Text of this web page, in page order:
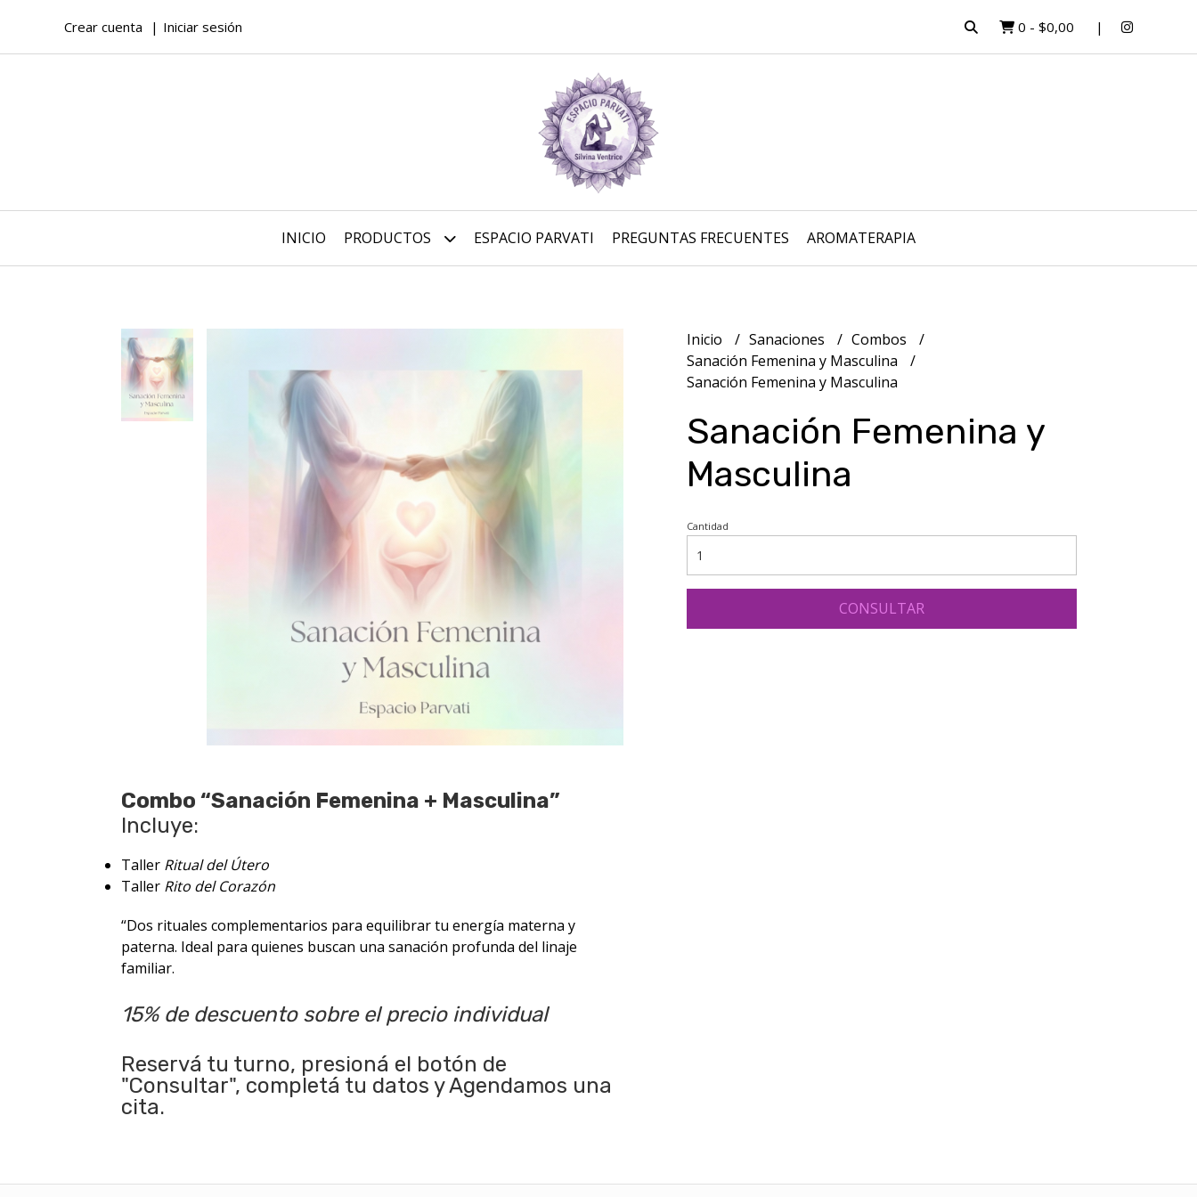
Crear cuenta Iniciar sesión 0 - $0,00
INICIO PRODUCTOS ESPACIO PARVATI PREGUNTAS FRECUENTES AROMATERAPIA
Combo “Sanación Femenina + Masculina”
Incluye:
Taller Ritual del Útero
Taller Rito del Corazón
“Dos rituales complementarios para equilibrar tu energía materna y
paterna. Ideal para quienes buscan una sanación profunda del linaje
familiar.
15% de descuento sobre el precio individual
Reservá tu turno, presioná el botón de
"Consultar", completá tu datos y Agendamos una
cita.
Inicio Sanaciones
Combos
Sanación Femenina y Masculina
Sanación Femenina y Masculina
Sanación Femenina y
Masculina
Cantidad
CONSULTAR